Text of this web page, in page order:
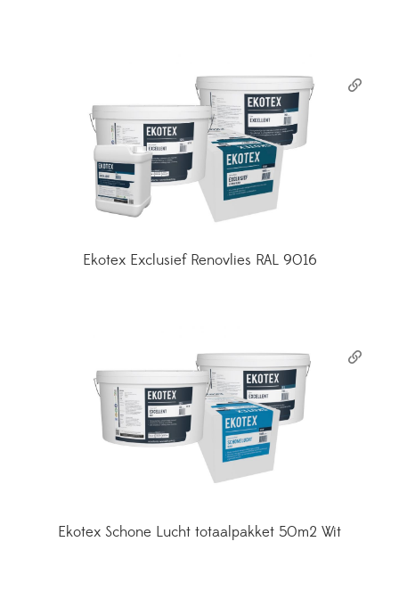
Ekotex Exclusief Renovlies RAL 9016
Ekotex Schone Lucht totaalpakket 50m2 Wit